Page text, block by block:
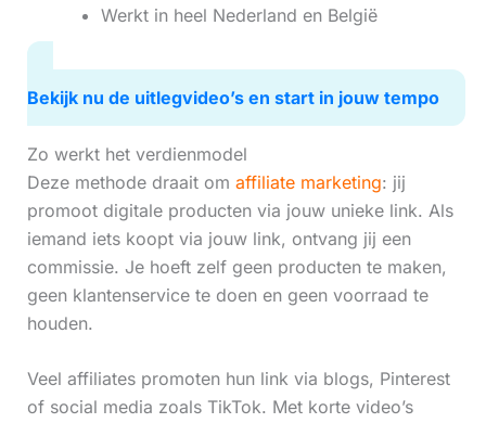
Werkt in heel Nederland en België
Bekijk nu de uitlegvideo’s en start in jouw tempo
Zo werkt het verdienmodel
Deze methode draait om affiliate marketing: jij
promoot digitale producten via jouw unieke link. Als
iemand iets koopt via jouw link, ontvang jij een
commissie. Je hoeft zelf geen producten te maken,
geen klantenservice te doen en geen voorraad te
houden.
Veel affiliates promoten hun link via blogs, Pinterest
of social media zoals TikTok. Met korte video’s